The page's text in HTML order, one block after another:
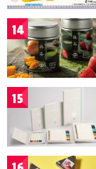
14
15